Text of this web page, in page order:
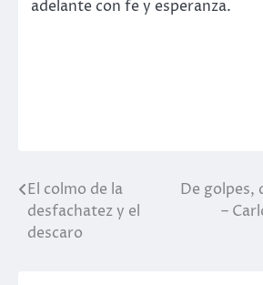
adelante con fe y esperanza.
Navegación
de
El colmo de la
desfachatez y el
descaro
De golpes,
–